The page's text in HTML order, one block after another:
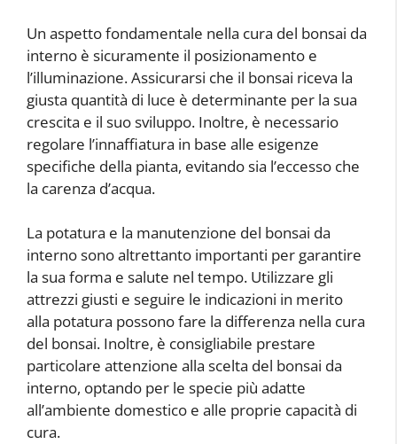
Un aspetto fondamentale nella cura del bonsai da
interno è sicuramente il posizionamento e
l’illuminazione. Assicurarsi che il bonsai riceva la
giusta quantità di luce è determinante per la sua
crescita e il suo sviluppo. Inoltre, è necessario
regolare l’innaffiatura in base alle esigenze
specifiche della pianta, evitando sia l’eccesso che
la carenza d’acqua.
La potatura e la manutenzione del bonsai da
interno sono altrettanto importanti per garantire
la sua forma e salute nel tempo. Utilizzare gli
attrezzi giusti e seguire le indicazioni in merito
alla potatura possono fare la differenza nella cura
del bonsai. Inoltre, è consigliabile prestare
particolare attenzione alla scelta del bonsai da
interno, optando per le specie più adatte
all’ambiente domestico e alle proprie capacità di
cura.